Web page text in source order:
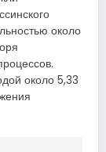
около
около 5,33